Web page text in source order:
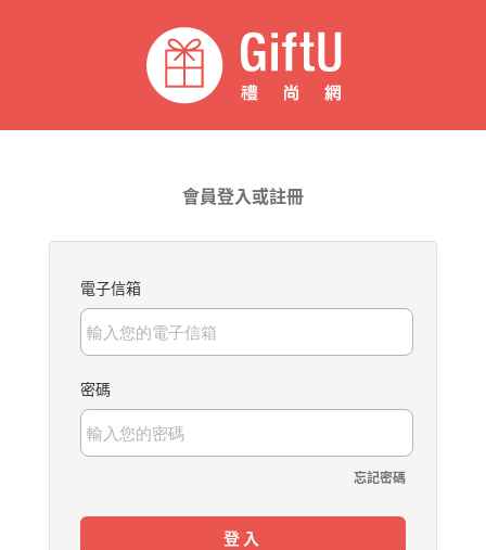
會員登入或註冊
電子信箱
密碼
忘記密碼
登入